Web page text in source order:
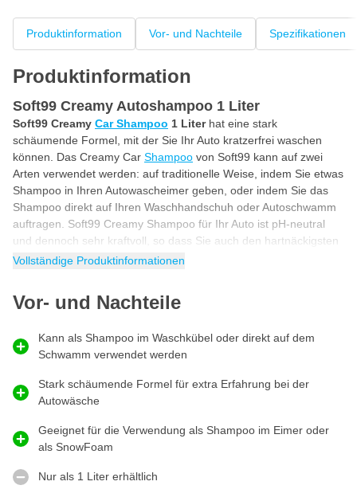
Produktinformation Vor- und Nachteile Spezifikationen
Produktinformation
Soft99 Creamy Autoshampoo 1 Liter
Soft99 Creamy Car Shampoo 1 Literhat eine stark
schäumende Formel, mit der Sie Ihr Auto kratzerfrei waschen
können. Das Creamy Car Shampoo von Soft99 kann auf zwei
Arten verwendet werden: auf traditionelle Weise, indem Sie etwas
Shampoo in Ihren Autowascheimer geben, oder indem Sie das
Shampoo direkt auf Ihren Waschhandschuh oder Autoschwamm
auftragen. Soft99 Creamy Shampoo für Ihr Auto ist pH-neutral
und dennoch sehr kraftvoll, so dass Sie auch den hartnäckigsten
Schmutz sicher von Ihrem Auto waschen können. Dank seiner
Aufschäumen Ihres Autos.
SnowFoam für Autowachs und
Keramikbeschichtungen
mit Keramikbeschichtung oder vorhandenem Wachs auf dem
Lack verwendet werden. Dank seiner revolutionären Formel greift
Autowachs nicht an, so dass der Lack gut geschützt ist und
glänzt. Die hochwertigen Inhaltsstoffe lösen Schmutz, Staub und
strahlen.
Vollständige Produktinformationen
Vor- und Nachteile
Kann als Shampoo im Waschkübel oder direkt auf dem
Schwamm verwendet werden
Stark schäumende Formel für extra Erfahrung bei der
Autowäsche
Geeignet für die Verwendung als Shampoo im Eimer oder
als SnowFoam
Nur als 1 Liter erhältlich